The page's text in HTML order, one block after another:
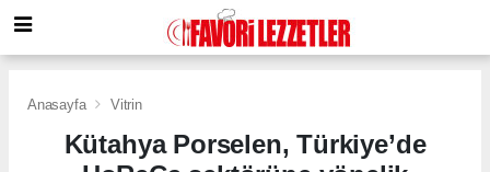
Anasayfa Vitrin
Kütahya Porselen, Türkiye’de